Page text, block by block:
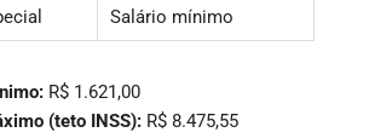
Salário mínimo
R$ 1.621,00
(teto INSS): R$ 8.475,55